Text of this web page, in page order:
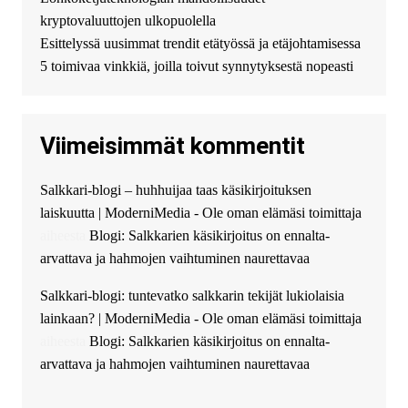
можете получить
финансирование в долг без
избыточных вопросов и
документов? Тогда обратитесь
guest_4889 :Cmon Suomi 👏
The Admin: High five! You’ve
successfully installed Simple
Ajax Chat.
kryptovaluuttojen ulkopuolella
Esittelyssä uusimmat trendit etätyössä ja etäjohtamisessa
5 toimivaa vinkkiä, joilla toivut synnytyksestä nopeasti
Viimeisimmät kommentit
Salkkari-blogi – huhhuijaa taas käsikirjoituksen
laiskuutta | ModerniMedia - Ole oman elämäsi toimittaja
Blogi: Salkkarien käsikirjoitus on ennalta-
arvattava ja hahmojen vaihtuminen naurettavaa
Salkkari-blogi: tuntevatko salkkarin tekijät lukiolaisia
lainkaan? | ModerniMedia - Ole oman elämäsi toimittaja
Blogi: Salkkarien käsikirjoitus on ennalta-
arvattava ja hahmojen vaihtuminen naurettavaa